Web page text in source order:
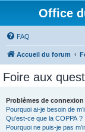
Office
FAQ
Accueil du forum
Foire aux
Problèmes de
Pourquoi ai-je besoin de
Qu’est-ce que la COPPA ?
Pourquoi ne puis-je pas